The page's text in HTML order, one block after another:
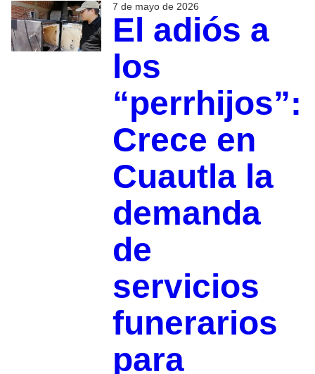
7 de mayo de 2026
El adiós a
los
“perrhijos”:
Crece en
Cuautla la
demanda
de
servicios
funerarios
para